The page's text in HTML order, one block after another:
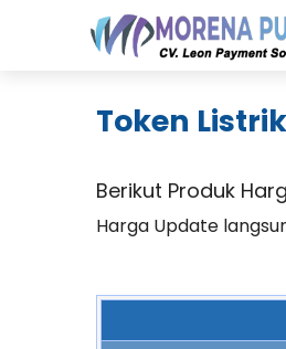
Token
Berikut Produk
Harga Update